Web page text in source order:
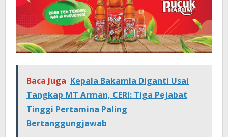
Baca Juga Kepala Bakamla Diganti Usai
Tangkap MT Arman, CERI: Tiga Pejabat
Tinggi Pertamina Paling
Bertanggungjawab